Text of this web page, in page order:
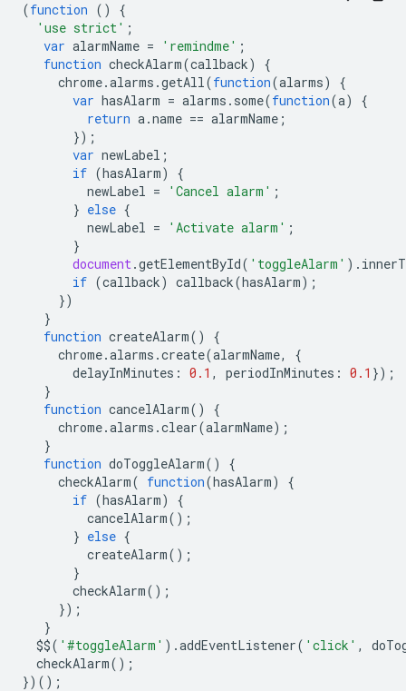
(function ()
{
'use strict' ;
var alarmName = 'remindme' ;
function checkAlarm(callback)
{
chrome.alarms .getAll(function(alarms)
{
var hasAlarm = alarms . some(function(a)
{
return a.name == alarmName ;
});
var newLabel ;
if (hasAlarm)
{
newLabel = 'Cancel alarm' ;
} else {
newLabel = 'Activate alarm' ;
}
document.getElementById( 'toggleAlarm' ).
if (callback) callback(hasAlarm);
})
}
function createAlarm()
{
chrome.alarms .create(alarmName,
{
delayInMinutes : 0.1 , periodInMinutes : 0.1 });
}
function cancelAlarm()
{
chrome.alarms .clear(alarmName);
}
function doToggleAlarm()
{
checkAlarm( function(hasAlarm)
{
if (hasAlarm)
{
cancelAlarm();
} else {
createAlarm();
}
checkAlarm();
});
}
$$( '#toggleAlarm' ).addEventListener( 'click' ,
checkAlarm();
})();